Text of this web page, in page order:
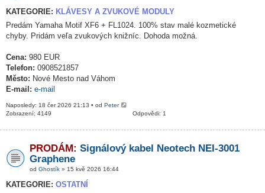
KATEGORIE: KLÁVESY A ZVUKOVÉ MODULY
Predám Yamaha Motif XF6 + FL1024. 100% stav malé kozmetické
chyby. Pridám veľa zvukových knižníc. Dohoda možná.
Cena: 980 EUR
Telefon: 0908521857
Město: Nové Mesto nad Váhom
E-mail: e-mail
Naposledy: 18 čer 2026 21:13 • od Peter
Odpovědi: 1
Zobrazení: 4149
PRODÁM: Signálový kabel Neotech NEI-3001
Graphene
od Ghostík » 15 kvě 2026 16:44
KATEGORIE: OSTATNÍ